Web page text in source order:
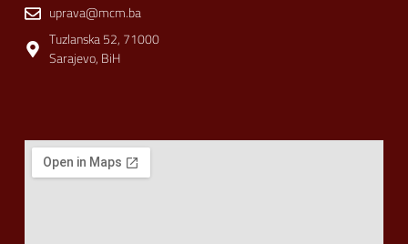
uprava@mcm.ba
Tuzlanska 52, 71000
Sarajevo, BiH